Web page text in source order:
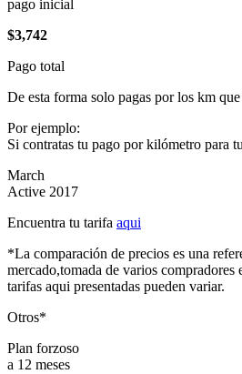
pago inicial
$3,742
Pago total
De esta forma solo pagas por los km
Por ejemplo:
Si contratas tu pago por kilómetro para
March
Active 2017
Encuentra tu tarifa aqui
*La comparación de precios es una
mercado,tomada de varios compradores
tarifas aqui presentadas pueden variar.
Otros*
Plan forzoso
a 12 meses